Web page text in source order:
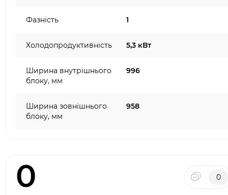
Фазність 1
Холодопродуктивність 5,3 кВт
Ширина внутрішнього
блоку, мм
996
Ширина зовнішнього
блоку, мм
958
0 0